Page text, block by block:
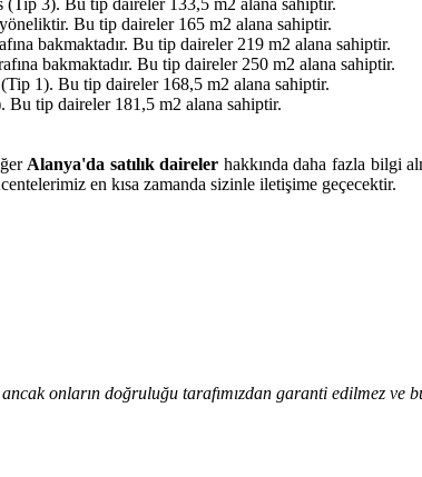
(Tip 3). Bu tip daireler 133,5 m2 alana sahiptir.
Bu tip daireler 165 m2 alana sahiptir.
bakmaktadır. Bu tip daireler 219 m2 alana sahiptir.
bakmaktadır. Bu tip daireler 250 m2 alana sahiptir.
1). Bu tip daireler 168,5 m2 alana sahiptir.
tip daireler 181,5 m2 alana sahiptir.
Alanya'da satılık daireler hakkında daha fazla bilgi
en kısa zamanda sizinle iletişime geçecektir.
onların doğruluğu tarafımızdan garanti edilmez ve